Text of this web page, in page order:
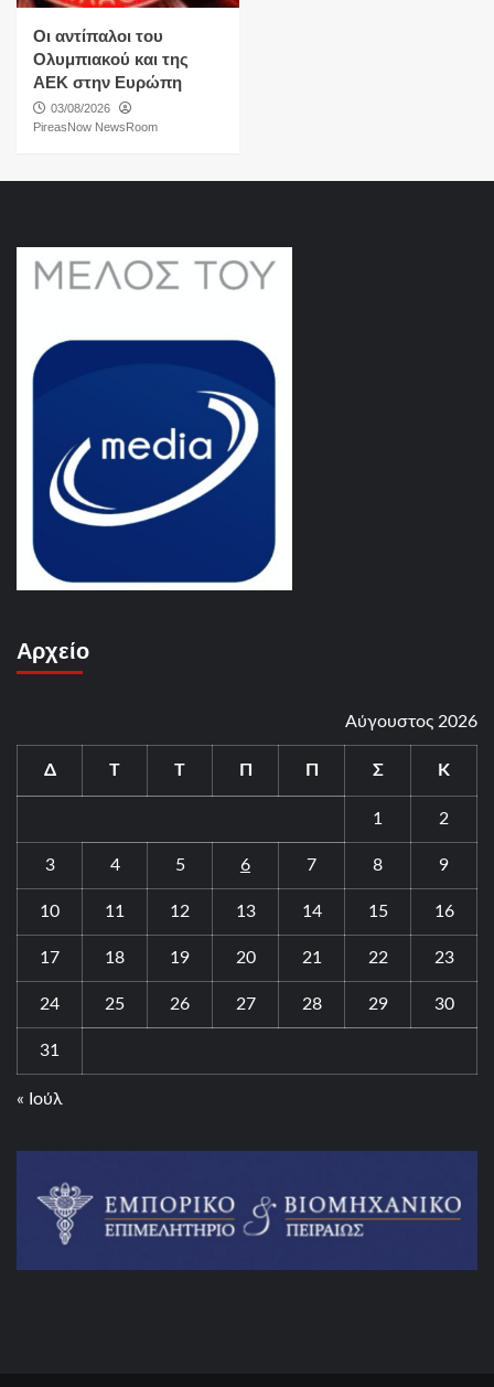
Οι αντίπαλοι του
Ολυμπιακού και της
ΑΕΚ στην Ευρώπη
03/08/2026
PireasNow NewsRoom
Αρχείο
Αύγουστος 2026
Δ Τ Τ Π Π Σ Κ
1 2
3 4 5 6 7 8 9
10 11 12 13 14 15 16
17 18 19 20 21 22 23
24 25 26 27 28 29 30
31
« Ιούλ